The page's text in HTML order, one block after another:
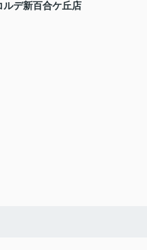
ルデ新百合ケ丘店